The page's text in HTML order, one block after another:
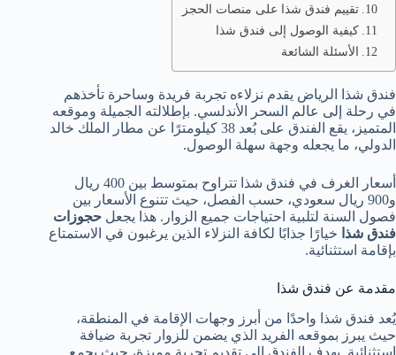
تقييم فندق شذا على منصات الحجز
كيفية الوصول إلى فندق شذا
الأسئلة الشائعة
فندق شذا الرياض يقدم نزلاءه تجربة فريدة وساحرة تأخذهم
في رحلة إلى عالم السحر الأندلسي. بإطلالته الجميلة وموقعه
المتميز، يقع الفندق على بُعد 38 كيلومترًا عن مطار الملك خالد
الدولي، ما يجعله وجهة سهلة الوصول.
أسعار الغرف في فندق شذا تتراوح بمتوسط بين 400 ريال
و900 ريال سعودي، حسب الفصل، حيث تتنوع الأسعار بين
فصول السنة لتلبية احتياجات جميع الزوار. هذا يجعل حجوزات
فندق شذا خيارًا جذابًا لكافة النزلاء الذين يرغبون في الاستمتاع
بإقامة استثنائية.
مقدمة عن فندق شذا
يُعد فندق شذا واحدًا من أبرز وجهات الإقامة في المنطقة،
حيث يبرز بموقعه الفريد الذي يضمن للزوار تجربة ضيافة
استثنائية. يهدف الفندق إلى تقديم تجربة مميزة، حيث يجمع